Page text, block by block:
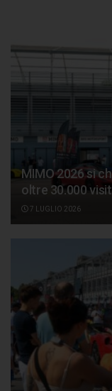
MIMO 2026 si
oltre 30.000
7 LUGLIO 2026